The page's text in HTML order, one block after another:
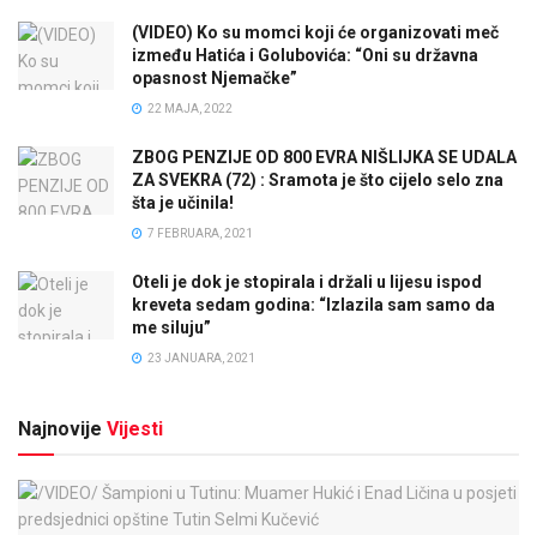
(VIDEO) Ko su momci koji će organizovati meč
između Hatića i Golubovića: “Oni su državna
opasnost Njemačke”
22 MAJA, 2022
ZBOG PENZIJE OD 800 EVRA NIŠLIJKA SE UDALA
ZA SVEKRA (72) : Sramota je što cijelo selo zna
šta je učinila!
7 FEBRUARA, 2021
Oteli je dok je stopirala i držali u lijesu ispod
kreveta sedam godina: “Izlazila sam samo da
me siluju”
23 JANUARA, 2021
Najnovije Vijesti